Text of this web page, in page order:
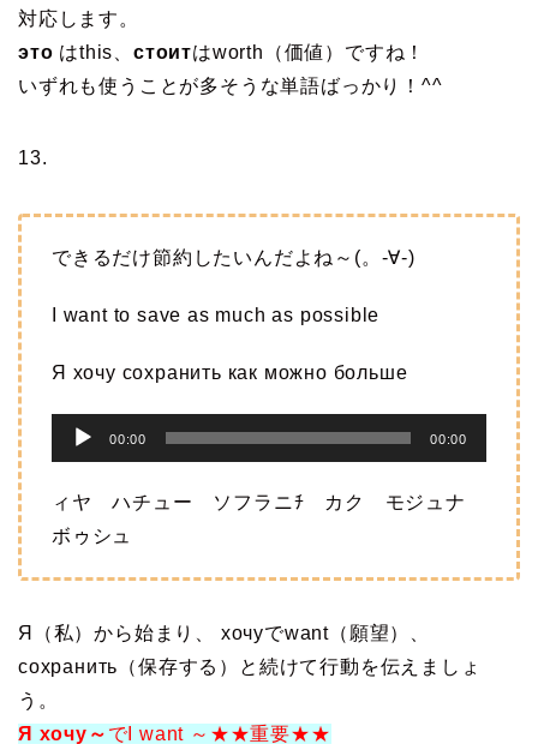
ー
対応します。
это はthis、стоитはworth（価値）ですね！
いずれも使うことが多そうな単語ばっかり！^^
13.
できるだけ節約したいんだよね～(。-∀-)
I want to save as much as possible
Я хочу сохранить как можно больше
声
プ
レ
ー
00:00 00:00
ィヤ ハチュー ソフラニﾁ カク モジュナ
ボゥシュ
Я（私）から始まり、 хочуでwant（願望）、
сохранить（保存する）と続けて行動を伝えましょ
う。
Я хочу～ でI want ～★★重要★★